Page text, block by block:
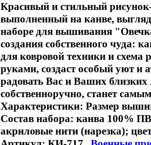
Красивый и стильный
выполненный на канве,
наборе для вышивания
создания собственного чуда:
для ковровой техники и схема
руками, создаст особый уют и
радовать Вас и Ваших
собственноручно, станет
Характеристики: Размер
Состав набора: канва 100%
акриловые нити (нарезка);